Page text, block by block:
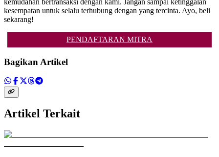
kemudahan bertransaksi dengan kami. Jangan sampai ketinggalan
kesempatan untuk selalu terhubung dengan yang tercinta. Ayo, beli
sekarang!
PENDAFTARAN MITRA
Bagikan Artikel
Artikel Terkait